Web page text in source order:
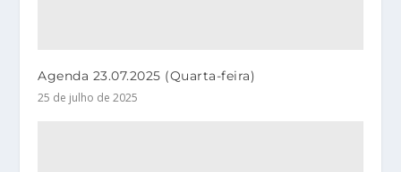
Agenda 23.07.2025 (Quarta-feira)
25 de julho de 2025